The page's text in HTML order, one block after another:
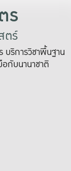
ร
ตร์
ริการวิชาพื้นฐาน
อกับนานาชาติ